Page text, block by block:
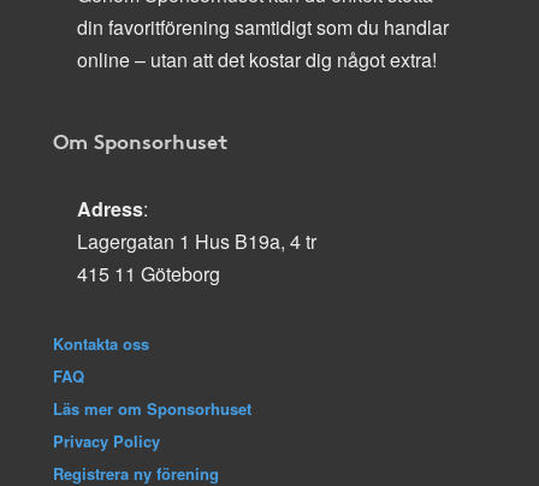
din favoritförening samtidigt som du handlar
online – utan att det kostar dig något extra!
Om Sponsorhuset
Adress:
Lagergatan 1 Hus B19a, 4 tr
415 11 Göteborg
Kontakta oss
FAQ
Läs mer om Sponsorhuset
Privacy Policy
Registrera ny förening